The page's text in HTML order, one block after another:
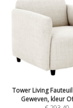
Tower Living
Geweven, kleur